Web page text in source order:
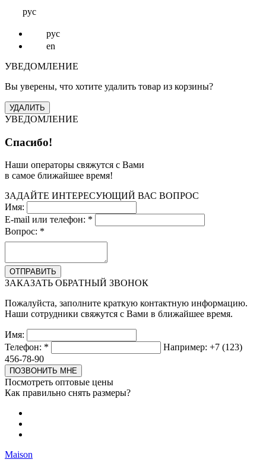
рус
рус
en
УВЕДОМЛЕНИЕ
Вы уверены, что хотите удалить товар из корзины?
УВЕДОМЛЕНИЕ
Спасибо!
Наши операторы свяжутся с Вами
в самое ближайшее время!
ЗАДАЙТЕ ИНТЕРЕСУЮЩИЙ ВАС ВОПРОС
Имя:
E-mail или телефон: *
Вопрос: *
ЗАКАЗАТЬ ОБРАТНЫЙ ЗВОНОК
Пожалуйста, заполните краткую контактную информацию.
Наши сотрудники свяжутся с Вами в ближайшее время.
Имя:
Телефон: *
Например: +7 (123)
456-78-90
Посмотреть оптовые цены
Как правильно снять размеры?
Maison